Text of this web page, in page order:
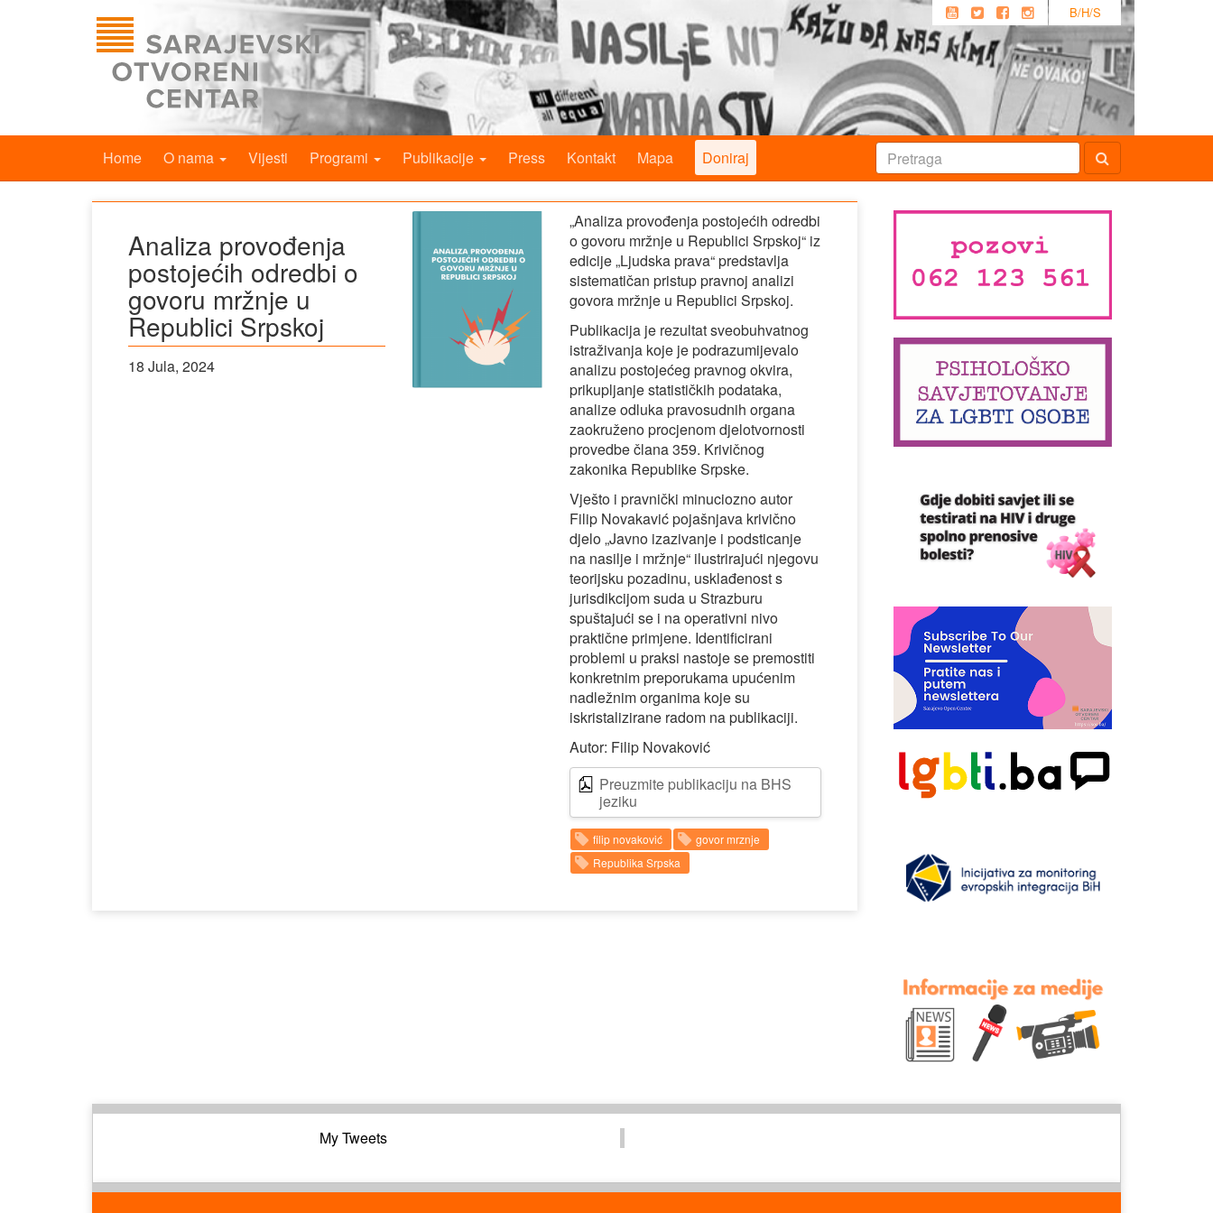
B/H/S
Home O nama Vijesti Programi Publikacije Press Kontakt Mapa Doniraj
Analiza provođenja
postojećih odredbi o
govoru mržnje u
Republici Srpskoj
18 Jula, 2024
„Analiza provođenja postojećih odredbi
o govoru mržnje u Republici Srpskoj“ iz
edicije „Ljudska prava“ predstavlja
sistematičan pristup pravnoj analizi
govora mržnje u Republici Srpskoj.
Publikacija je rezultat sveobuhvatnog
istraživanja koje je podrazumijevalo
analizu postojećeg pravnog okvira,
prikupljanje statističkih podataka,
analize odluka pravosudnih organa
zaokruženo procjenom djelotvornosti
provedbe člana 359. Krivičnog
zakonika Republike Srpske.
Vješto i pravnički minuciozno autor
Filip Novakavić pojašnjava krivično
djelo „Javno izazivanje i podsticanje
na nasilje i mržnje“ ilustrirajući njegovu
teorijsku pozadinu, usklađenost s
jurisdikcijom suda u Strazburu
spuštajući se i na operativni nivo
praktične primjene. Identificirani
problemi u praksi nastoje se premostiti
konkretnim preporukama upućenim
nadležnim organima koje su
iskristalizirane radom na publikaciji.
Autor: Filip Novaković
Preuzmite publikaciju na BHS
jeziku
filip novaković
govor mrznje
Republika Srpska
My Tweets